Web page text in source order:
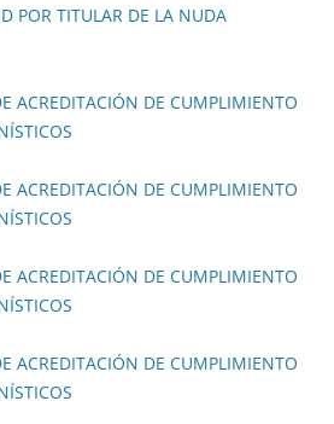
POR TITULAR DE LA NUDA
ACREDITACIÓN DE CUMPLIMIENTO
ACREDITACIÓN DE CUMPLIMIENTO
ACREDITACIÓN DE CUMPLIMIENTO
ACREDITACIÓN DE CUMPLIMIENTO